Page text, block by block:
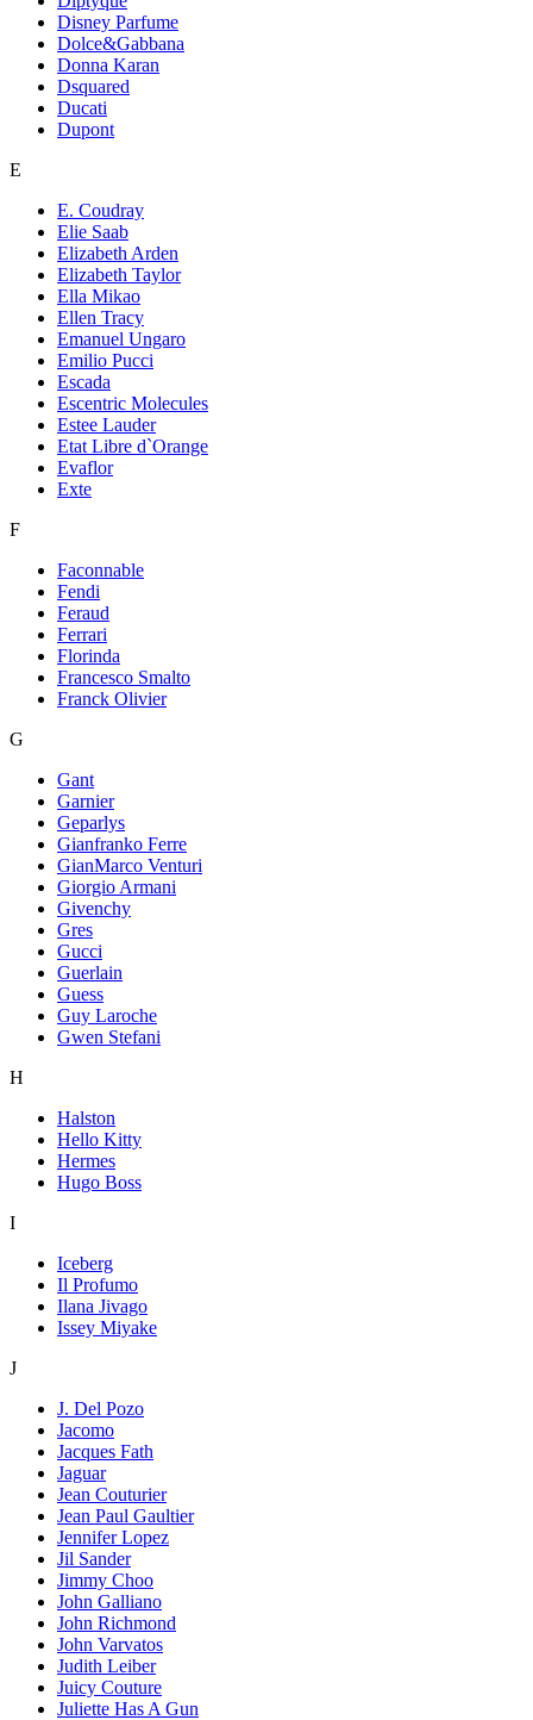
Disney Parfume
Dolce&Gabbana
Donna Karan
Dsquared
Ducati
Dupont
E
E. Coudray
Elie Saab
Elizabeth Arden
Elizabeth Taylor
Ella Mikao
Ellen Tracy
Emanuel Ungaro
Emilio Pucci
Escada
Escentric Molecules
Estee Lauder
Etat Libre d`Orange
Evaflor
Exte
F
Faconnable
Fendi
Feraud
Ferrari
Florinda
Francesco Smalto
Franck Olivier
G
Gant
Garnier
Geparlys
Gianfranko Ferre
GianMarco Venturi
Giorgio Armani
Givenchy
Gres
Gucci
Guerlain
Guess
Guy Laroche
Gwen Stefani
H
Halston
Hello Kitty
Hermes
Hugo Boss
I
Iceberg
Il Profumo
Ilana Jivago
Issey Miyake
J
J. Del Pozo
Jacomo
Jacques Fath
Jaguar
Jean Couturier
Jean Paul Gaultier
Jennifer Lopez
Jil Sander
Jimmy Choo
John Galliano
John Richmond
John Varvatos
Judith Leiber
Juicy Couture
Juliette Has A Gun